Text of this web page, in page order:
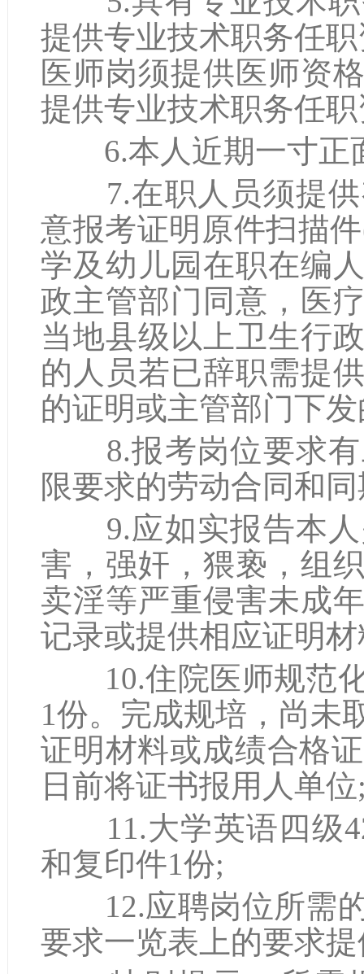
提供专业技术职务任
医师岗须提供医师资
提供专业技术职务任
6.本人近期一寸正
7.在职人员须提供
意报考证明原件扫描
学及幼儿园在职在编
政主管部门同意，医
当地县级以上卫生行
的人员若已辞职需提
的证明或主管部门下
8.报考岗位要求有
限要求的劳动合同和
9.应如实报告本人
害，强奸，猥亵，组
卖淫等严重侵害未成
记录或提供相应证明
10.住院医师规范化
1份。完成规培，尚未
证明材料或成绩合格
日前将证书报用人单
11.大学英语四级
和复印件1份;
12.应聘岗位所需的
要求一览表上的要求